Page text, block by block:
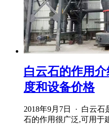
白云石的作用
度和设备价格
2018年9月7日 · 白云石
石的作用很广泛,可用于